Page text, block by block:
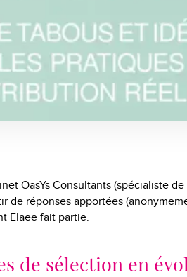
OasYs Consultants (spécialiste
de réponses apportées
Elaee fait partie.
de sélection en